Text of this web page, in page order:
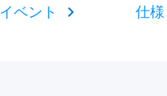
イベント
仕様